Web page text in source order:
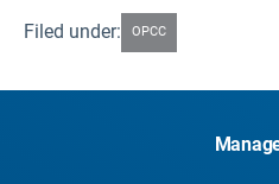
Filed under: OPCC